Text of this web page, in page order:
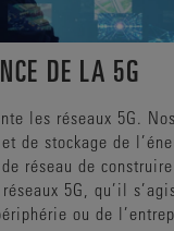
DE LA 5G
les réseaux 5G.
de stockage de
réseau de
5G, qu’il
ou de